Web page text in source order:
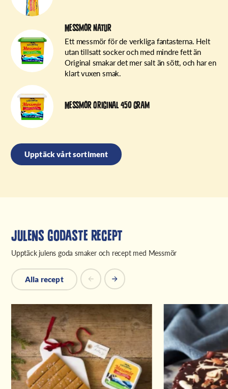
Messmör Natur
Ett messmör för de verkliga fantasterna. Helt
utan tillsatt socker och med mindre fett än
Original smakar det mer salt än sött, och har en
klart vuxen smak.
Messmör Original 450 gram
Upptäck vårt sortiment
Julens godaste recept
Upptäck julens goda smaker och recept med Messmör
Alla recept